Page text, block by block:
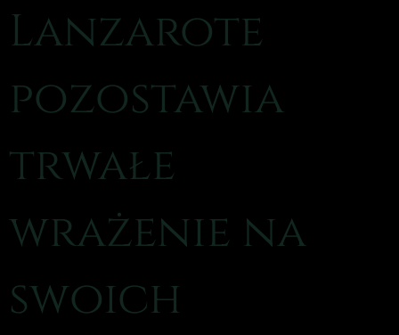
Lanzarote
pozostawia
trwałe
wrażenie na
swoich